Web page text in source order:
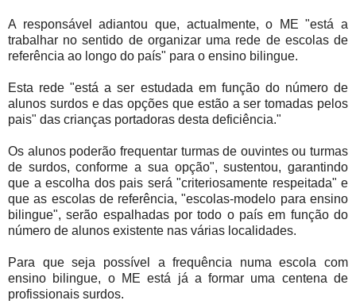
A responsável adiantou que, actualmente, o ME "está a
trabalhar no sentido de organizar uma rede de escolas de
referência ao longo do país" para o ensino bilingue.
Esta rede "está a ser estudada em função do número de
alunos surdos e das opções que estão a ser tomadas pelos
pais" das crianças portadoras desta deficiência."
Os alunos poderão frequentar turmas de ouvintes ou turmas
de surdos, conforme a sua opção", sustentou, garantindo
que a escolha dos pais será "criteriosamente respeitada" e
que as escolas de referência, "escolas-modelo para ensino
bilingue", serão espalhadas por todo o país em função do
número de alunos existente nas várias localidades.
Para que seja possível a frequência numa escola com
ensino bilingue, o ME está já a formar uma centena de
profissionais surdos.